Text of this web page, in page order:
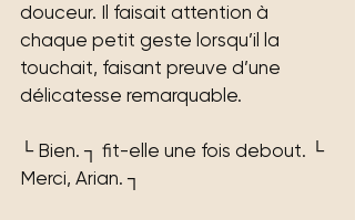
douceur. Il faisait attention à
chaque petit geste lorsqu’il la
touchait, faisant preuve d’une
délicatesse remarquable.
└ Bien. ┐ fit-elle une fois debout. └
Merci, Arian. ┐